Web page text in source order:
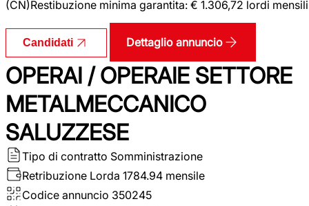
(CN)Restibuzione minima garantita: € 1.306,72 lordi mensili
Candidati Dettaglio annuncio
OPERAI / OPERAIE SETTORE
METALMECCANICO
SALUZZESE
Tipo di contratto Somministrazione
Retribuzione Lorda 1784.94 mensile
Codice annuncio 350245